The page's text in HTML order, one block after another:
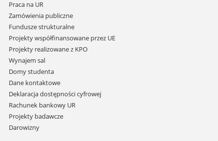
Praca na UR
Zamówienia publiczne
Fundusze strukturalne
Projekty współfinansowane przez UE
Projekty realizowane z KPO
Wynajem sal
Domy studenta
Dane kontaktowe
Deklaracja dostępności cyfrowej
Rachunek bankowy UR
Projekty badawcze
Darowizny